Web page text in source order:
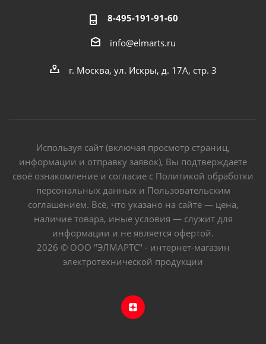
8-495-191-91-60
info@elmarts.ru
г. Москва, ул. Искры, д. 17А, стр. 3
Используя сайт (включая просмотр страниц,
информации и отправку заявок), Вы подтверждаете
своё ознакомление и согласие с Политикой обработки
персональных данных и Пользовательским
соглашением. Всё, что указано на сайте — цена,
наличие товара, иные условия — служит для
информации и не является офертой.
2026 © ООО "ЭЛМАРТС" - интернет-магазин
электротехнической продукции